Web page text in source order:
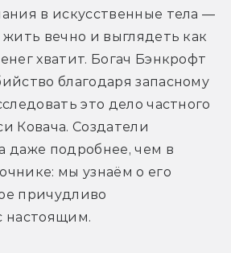
в искусственные тела —
жить вечно и выглядеть как
хватит. Богач Бэнкрофт
благодаря запасному
это дело частного
Ковача. Создатели
даже подробнее, чем в
мы узнаём о его
причудливо
настоящим.